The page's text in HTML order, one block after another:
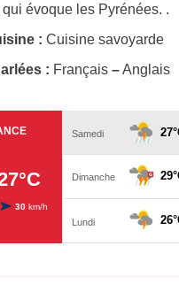
évoque les Pyrénées. .
: Cuisine savoyarde
: Français –Anglais